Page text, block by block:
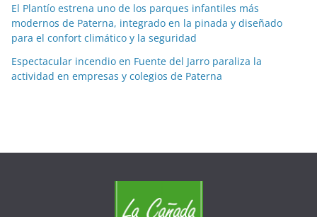
s
El Plantío estrena uno de los parques infantiles más
modernos de Paterna, integrado en la pinada y diseñado
para el confort climático y la seguridad
Espectacular incendio en Fuente del Jarro paraliza la
actividad en empresas y colegios de Paterna